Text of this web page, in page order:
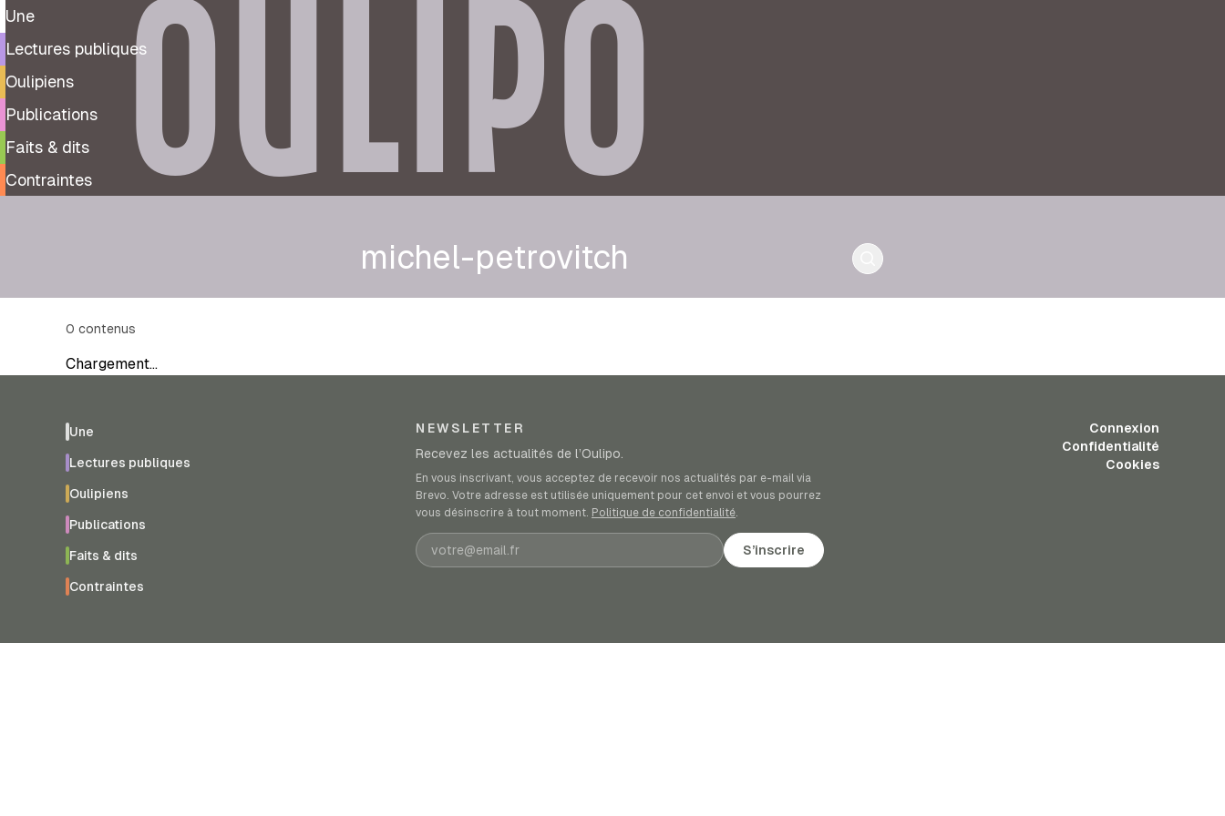
Une
Lectures publiques
Oulipiens
Publications
Faits & dits
Contraintes
OULIPO
michel-petrovitch
0 contenus
Chargement…
Une
Lectures publiques
Oulipiens
Publications
Faits & dits
Contraintes
NEWSLETTER
Recevez les actualités de l’Oulipo.
En vous inscrivant, vous acceptez de recevoir nos actualités par e-mail via
Brevo. Votre adresse est utilisée uniquement pour cet envoi et vous pourrez
vous désinscrire à tout moment. Politique de confidentialité.
Adresse e-mail S’inscrire
Connexion
Confidentialité
Cookies